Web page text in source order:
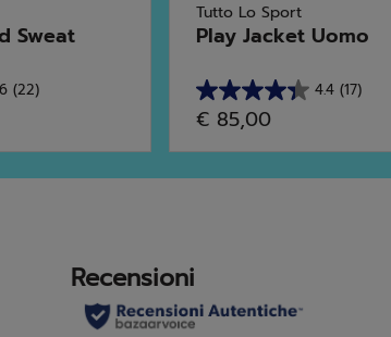
Sweat
(22)
Tutto Lo Sport
Play Jacket Uomo
4.4 (17)
4.4
su
5
stelle.
€ 85,00